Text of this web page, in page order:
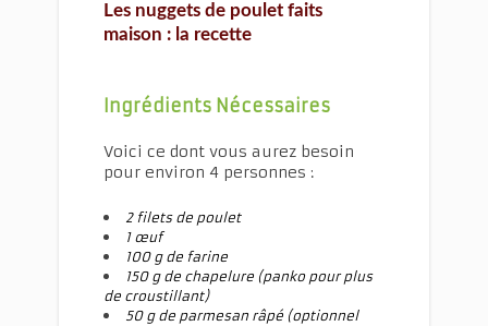
Les nuggets de poulet faits
maison : la recette
Ingrédients Nécessaires
Voici ce dont vous aurez besoin
pour environ 4 personnes :
2 filets de poulet
1 œuf
100 g de farine
150 g de chapelure (panko pour plus
de croustillant)
50 g de parmesan râpé (optionnel